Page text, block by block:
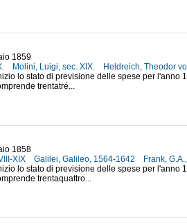
1859
Molini, Luigi, sec. XIX. Heldreich, Theodor
lo stato di previsione delle spese per l'anno
trentatré...
1858
XIX
Galilei, Galileo, 1564-1642 Frank,
lo stato di previsione delle spese per l'anno
trentaquattro...